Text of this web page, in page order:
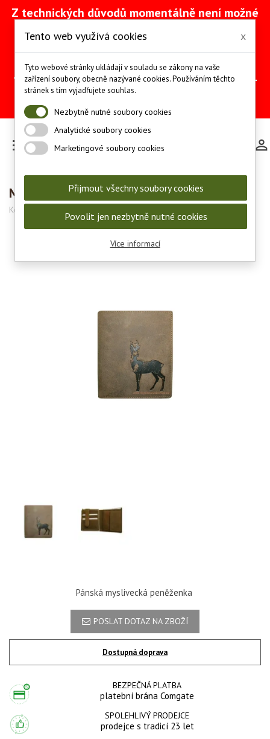
Z technických důvodů momentálně není možné
odstranění problému intenzivně pracujeme
(včetně obnovy ze zálohy).
Objednávky můžete mezitím provádět
telefonicky na čísle +420 607 244 655 nebo e-
mailem na adrese
Děkujeme za pochopení a trpělivost.

Myslivecká peněženka - srnec V
Kód:
Pánská myslivecká peněženka
POSLAT DOTAZ NA ZBOŽÍ
Dostupná doprava
BEZPEČNÁ PLATBA
platební brána Comgate
SPOLEHLIVÝ PRODEJCE
prodejce s tradicí 23 let
Tento web využívá cookies x
Tyto webové stránky ukládají v souladu se zákony na vaše
zařízení soubory, obecně nazývané cookies. Používáním těchto
stránek s tím vyjadřujete souhlas.
Nezbytně nutné soubory cookies
Analytické soubory cookies
Marketingové soubory cookies
Přijmout všechny soubory cookies
Povolit jen nezbytně nutné cookies
Více informací